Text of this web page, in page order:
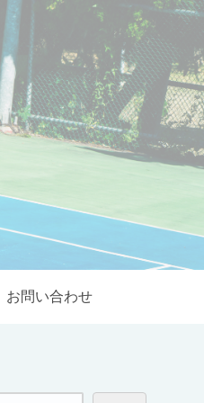
お問い合わせ